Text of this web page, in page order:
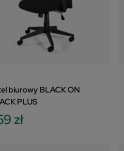
biurowy BLACK ON
PLUS
zł